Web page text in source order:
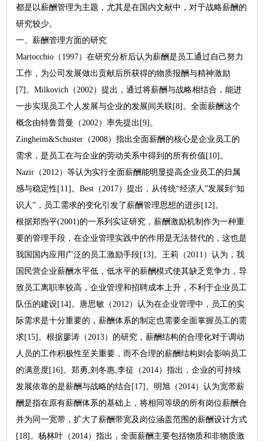
都是以薪酬管理为主题，尤其是在国内文献中，对于战略薪酬的
研究较少。
一、薪酬管理方面的研究
Martocchio（1997）在研究分析后认为薪酬是员工通过自己努力
工作，为公司发展做出贡献后所获得的物质报酬与精神激励
[7]。Milkovich（2002）提出，通过将薪酬与战略相结合，能进
一步实现员工个人发展与企业的发展间关联[8]。全面薪酬这个
概念由特鲁普曼（2002）率先提出[9]。
Zingheim&Schuster（2008）指出全面薪酬的核心是企业员工的
需求，是员工在与企业的劳动关系中得到的所有价值[10]。
Nazir（2012）等认为实行全面薪酬能明显提高企业员工的归属
感与稳定性[11]。Best（2017）提出，从传统“经济人”发展到“知
识人”，员工需求的变化引发了薪酬管理思想的进步[12]。
根据郑煦平(2001)的一系列实证研究，薪酬激励机制作为一种重
要的管理手段，在企业管理实践中的作用是无法替代的，这也是
我国国内应用广泛的员工激励手段[13]。王莉（2011）认为，我
国民营企业薪酬水平低，低水平的薪酬模式使其缺乏竞争力，导
致员工离职率较高，企业管理和招聘成本上升，不利于企业员工
队伍的建设[14]。唐思敏（2012）认为在企业管理中，员工的实
际需求是十分重要的，薪酬体系的制定也需要全面掌握员工的需
求[15]。根据廖涛（2013）的研究，薪酬结构的合理化对于调动
人员的工作积极性至关重要，而不合理的薪酬结构则会影响员工
的满意度[16]。郑勇,刘冬惠,李征（2014）指出，企业的可持续
发展依靠的是薪酬与战略的结合[17]。明旭（2014）认为宽带薪
酬是指在原有薪酬体系的基础上，将相同等级的所有岗位薪酬合
并为同一宽带，扩大了薪酬带宽及岗位涵盖范围的薪酬设计方式
[18]。杨林叶（2014）指出，全面薪酬主要包括物质和非物质激